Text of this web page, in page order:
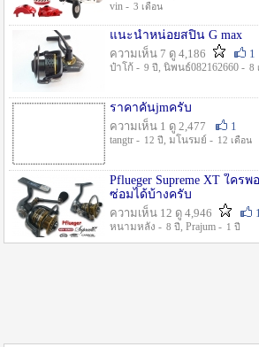
vin - 3 เดือน
แนะนำหน่อยสปิน G max
ความเห็น 7 ดู 4,186
1
ป๋าโก้ - 9 ปี , นิพนธ์082162660 - 8
ราคาคันjmครับ
ความเห็น 1 ดู 2,477
1
tangtr - 12 ปี , มโนรมย์ - 12 เดือน
Pflueger Supreme XT ใคร
ซ่อมได้บ้างครับ
ความเห็น 12 ดู 4,946
หนามหลัง - 8 ปี , Prajum - 1 ปี